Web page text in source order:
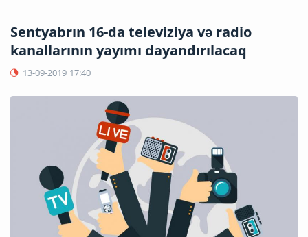
Sentyabrın 16-da televiziya və radio
kanallarının yayımı dayandırılacaq
13-09-2019 17:40